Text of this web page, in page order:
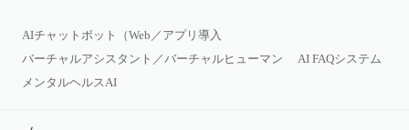
AIチャットボット（Web／アプリ導入
バーチャルアシスタント／バーチャルヒューマン
AI FAQシステム
メンタルヘルスAI